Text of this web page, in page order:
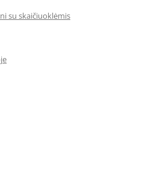
su skaičiuoklėmis